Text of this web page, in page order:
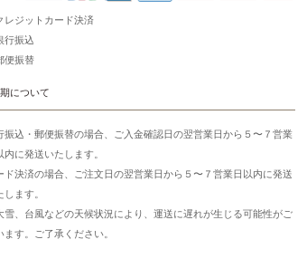
レジットカード決済
行振込
便振替
について
振込・郵便振替の場合、ご入金確認日の翌営業日から５〜７営業
内に発送いたします。
ド決済の場合、ご注文日の翌営業日から５〜７営業日以内に発送
します。
、台風などの天候状況により、運送に遅れが生じる可能性がご
ます。ご了承ください。